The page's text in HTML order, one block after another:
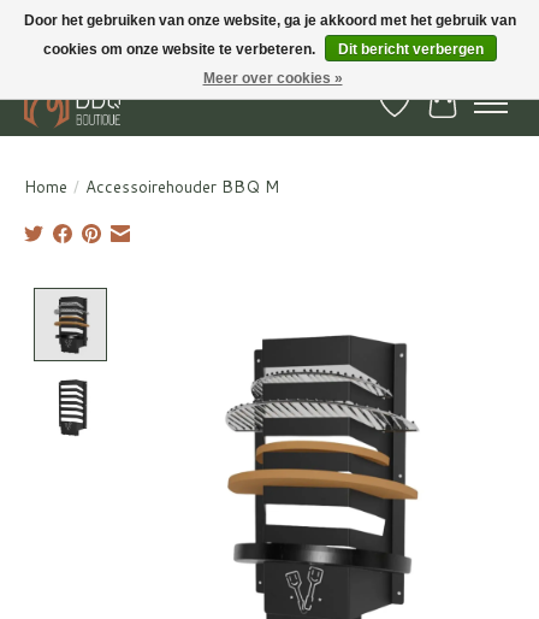
BBQ Boutique - Gratis verzenden en afhalen in Hedel en Kesteren
Verlanglijst
Home / Accessoirehouder BBQ M
Door het gebruiken van onze website, ga je akkoord met het gebruik van
cookies om onze website te verbeteren.
Dit bericht verbergen
Meer over cookies »